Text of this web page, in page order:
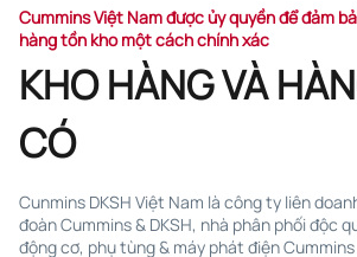
Cummins Việt Nam được ủy quyền để đảm
hàng tồn kho một cách chính xác
KHO HÀNG VÀ
CÓ
Cunmins DKSH Việt Nam là công ty liên
đoàn Cummins & DKSH, nhà phân phối độc
động cơ, phụ tùng & máy phát điện